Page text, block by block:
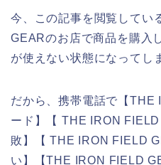
今、この記事を閲覧してい
GEARのお店で商品を購入
が使えない状態になってし
だから、携帯電話で【
ード】【 THE IRON
敗】【 THE IRON FIELD
い】【THE IRON FIELD